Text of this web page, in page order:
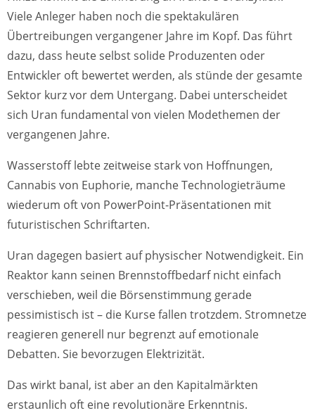
Viele Anleger haben noch die spektakulären
Übertreibungen vergangener Jahre im Kopf. Das führt
dazu, dass heute selbst solide Produzenten oder
Entwickler oft bewertet werden, als stünde der gesamte
Sektor kurz vor dem Untergang. Dabei unterscheidet
sich Uran fundamental von vielen Modethemen der
vergangenen Jahre.
Wasserstoff lebte zeitweise stark von Hoffnungen,
Cannabis von Euphorie, manche Technologieträume
wiederum oft von PowerPoint-Präsentationen mit
futuristischen Schriftarten.
Uran dagegen basiert auf physischer Notwendigkeit. Ein
Reaktor kann seinen Brennstoffbedarf nicht einfach
verschieben, weil die Börsenstimmung gerade
pessimistisch ist – die Kurse fallen trotzdem. Stromnetze
reagieren generell nur begrenzt auf emotionale
Debatten. Sie bevorzugen Elektrizität.
Das wirkt banal, ist aber an den Kapitalmärkten
erstaunlich oft eine revolutionäre Erkenntnis.